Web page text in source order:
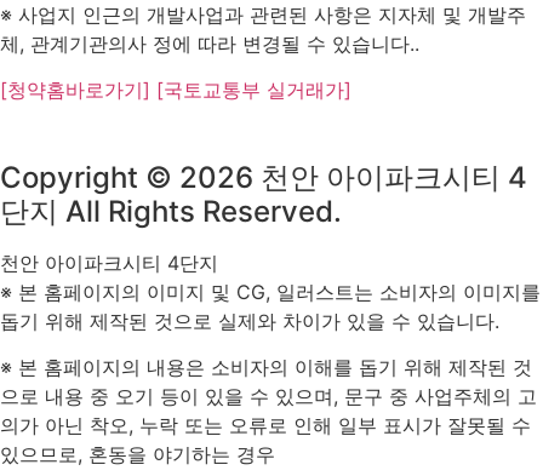
※ 사업지 인근의 개발사업과 관련된 사항은 지자체 및 개발주
체, 관계기관의사 정에 따라 변경될 수 있습니다..
[청약홈바로가기] [국토교통부 실거래가]
Copyright © 2026 천안 아이파크시티 4
단지 All Rights Reserved.
천안 아이파크시티 4단지
※ 본 홈페이지의 이미지 및 CG, 일러스트는 소비자의 이미지를
돕기 위해 제작된 것으로 실제와 차이가 있을 수 있습니다.
※ 본 홈페이지의 내용은 소비자의 이해를 돕기 위해 제작된 것
으로 내용 중 오기 등이 있을 수 있으며, 문구 중 사업주체의 고
의가 아닌 착오, 누락 또는 오류로 인해 일부 표시가 잘못될 수
있으므로, 혼동을 야기하는 경우